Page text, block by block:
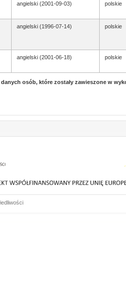
angielski (2001-09-03) polskie
angielski (1996-07-14) polskie
angielski (2001-06-18) polskie
osób, które zostały zawieszone w